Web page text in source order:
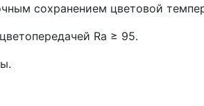
сохранением цветовой
Ra ≥ 95.